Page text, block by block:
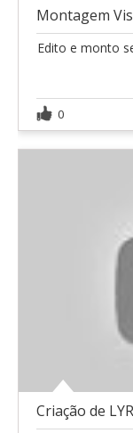
Montagem
Edito e monto
0
Criação de